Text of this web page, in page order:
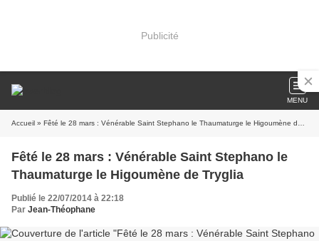
Publicité
MENU
Accueil » Fêté le 28 mars : Vénérable Saint Stephano le Thaumaturge le Higoumène de Tryglia
Fêté le 28 mars : Vénérable Saint Stephano le
Thaumaturge le Higoumène de Tryglia
Publié le 22/07/2014 à 22:18
Par Jean-Théophane